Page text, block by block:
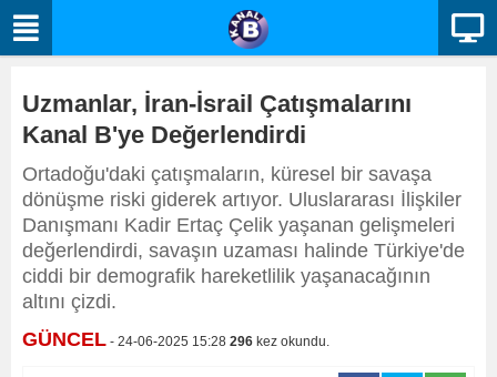
Uzmanlar, İran-İsrail Çatışmalarını
Kanal B'ye Değerlendirdi
Ortadoğu'daki çatışmaların, küresel bir savaşa
dönüşme riski giderek artıyor. Uluslararası İlişkiler
Danışmanı Kadir Ertaç Çelik yaşanan gelişmeleri
değerlendirdi, savaşın uzaması halinde Türkiye'de
ciddi bir demografik hareketlilik yaşanacağının
altını çizdi.
GÜNCEL - 24-06-2025 15:28 296 kez okundu.